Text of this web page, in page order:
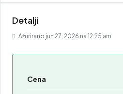
Detalji
Ažurirano jun 27, 2026 na 12:25 am
Cena